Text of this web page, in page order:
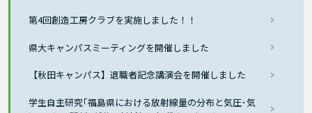
第4回創造工房クラブを実施しました！！
県大キャンパスミーティングを開催しました
【秋田キャンパス】退職者記念講演会を開催しました
学生自主研究｢福島県における放射線量の分布と気圧･気